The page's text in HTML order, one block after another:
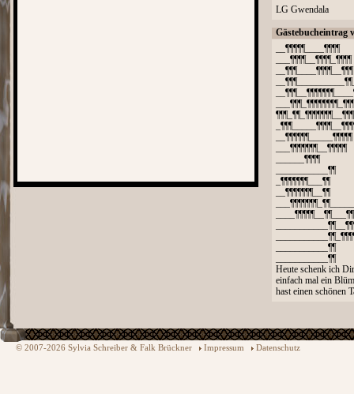
LG Gwendala
Gästebucheintrag
__¶¶¶¶¶____¶¶¶¶
___¶¶¶¶__¶¶¶¶_¶¶¶¶
__¶¶¶____¶¶¶¶__¶¶¶
__¶¶¶¶¶¶_____¶¶¶¶¶
___¶¶¶¶¶¶¶__¶¶¶¶¶
______¶¶¶¶
___________¶¶
_¶¶¶¶¶¶¶___¶¶
__¶¶¶¶¶¶¶__¶¶
___________¶¶
___________¶¶
Heute schenk ich Dir
einfach mal ein
hast einen schönen
© 2007-2026 Sylvia Schreiber & Falk Brückner Impressum Datenschutz